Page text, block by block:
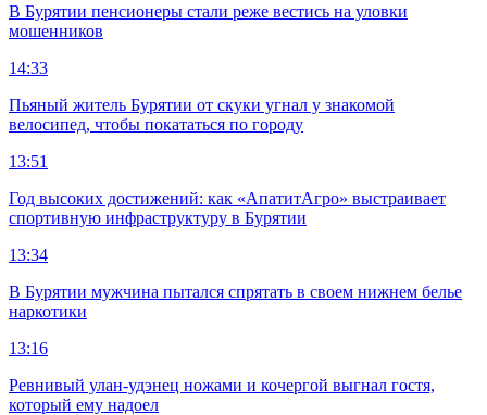
В Бурятии пенсионеры стали реже вестись на уловки
мошенников
14:33
Пьяный житель Бурятии от скуки угнал у знакомой
велосипед, чтобы покататься по городу
13:51
Год высоких достижений: как «АпатитАгро» выстраивает
спортивную инфраструктуру в Бурятии
13:34
В Бурятии мужчина пытался спрятать в своем нижнем белье
наркотики
13:16
Ревнивый улан-удэнец ножами и кочергой выгнал гостя,
который ему надоел